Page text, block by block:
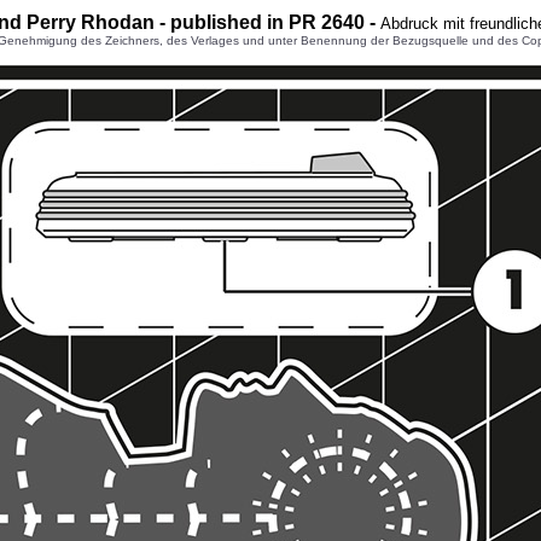
Perry Rhodan - published in PR 2640 - Abdruck mit
des Zeichners, des Verlages und unter Benennung der Bezugsquelle und des